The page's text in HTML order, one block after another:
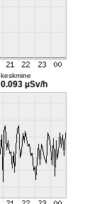
keskmine
0.093 µSv/h